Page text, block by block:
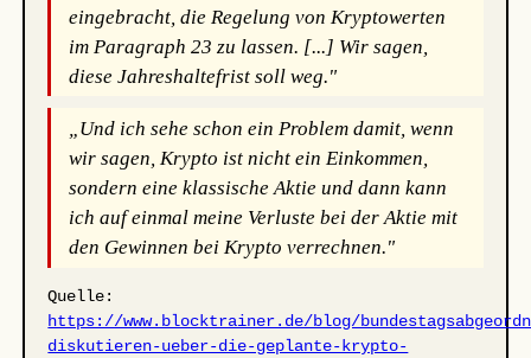
eingebracht, die Regelung von Kryptowerten
im Paragraph 23 zu lassen. [...] Wir sagen,
diese Jahreshaltefrist soll weg."
„Und ich sehe schon ein Problem damit, wenn
wir sagen, Krypto ist nicht ein Einkommen,
sondern eine klassische Aktie und dann kann
ich auf einmal meine Verluste bei der Aktie mit
den Gewinnen bei Krypto verrechnen."
Quelle:
https://www.blocktrainer.de/blog/
diskutieren-ueber-die-geplante-krypto-